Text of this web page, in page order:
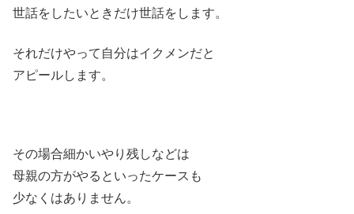
世話をしたいときだけ世話をします。
それだけやって自分はイクメンだと
アピールします。
その場合細かいやり残しなどは
母親の方がやるといったケースも
少なくはありません。